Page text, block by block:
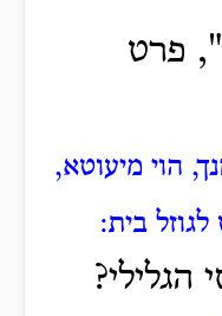
פרט
הוי מיעוטא,
בית:
הגלילי?